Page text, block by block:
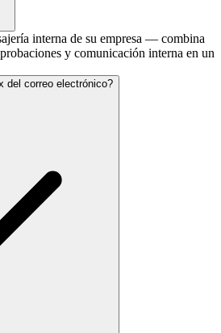
interna de su empresa — combina
y comunicación interna en un
del correo electrónico?